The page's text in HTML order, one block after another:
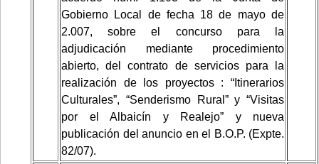
Gobierno Local de fecha 18 de mayo de
2.007, sobre el concurso para la
adjudicación mediante procedimiento
abierto, del contrato de servicios para la
realización de los proyectos : “Itinerarios
Culturales”, “Senderismo Rural” y “Visitas
por el Albaicín y Realejo” y nueva
publicación del anuncio en el B.O.P. (Expte.
82/07).